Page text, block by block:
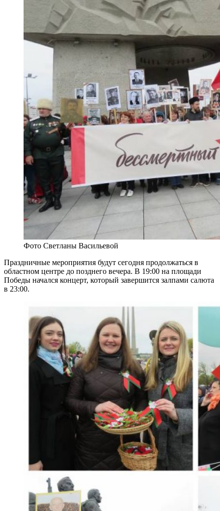
Фото Светланы Васильевой
Праздничные мероприятия будут сегодня продолжаться в
областном центре до позднего вечера. В 19:00 на площади
Победы начался концерт, который завершится залпами салюта
в 23:00.